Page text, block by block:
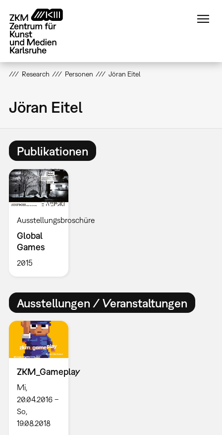
zum
Inhalt
Research Personen Jöran Eitel
Jöran Eitel
Publikationen
Ausstellungsbroschüre
Global
Games
2015
Ausstellungen / Veranstaltungen
ZKM_Gameplay
Mi,
20.04.2016 –
So,
19.08.2018